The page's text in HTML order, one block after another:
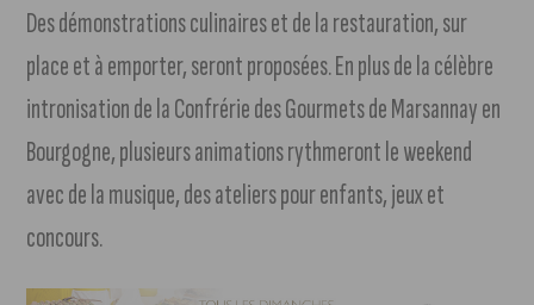
Des démonstrations culinaires et de la restauration, sur
place et à emporter, seront proposées. En plus de la célèbre
intronisation de la Confrérie des Gourmets de Marsannay en
Bourgogne, plusieurs animations rythmeront le weekend
avec de la musique, des ateliers pour enfants, jeux et
concours.